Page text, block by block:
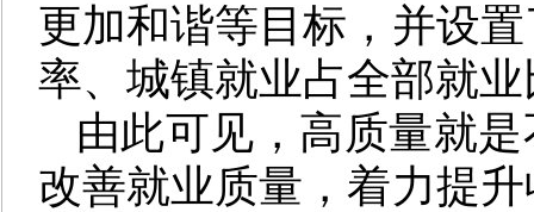
更加和谐等目标，并设
率、城镇就业占全部就
由此可见，高质量就
改善就业质量，着力提